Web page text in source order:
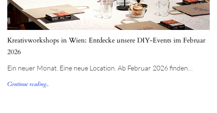
Kreativworkshops in Wien: Entdecke unsere DIY-Events im Februar
2026
Ein neuer Monat. Eine neue Location. Ab Februar 2026 finden…
Continue reading...